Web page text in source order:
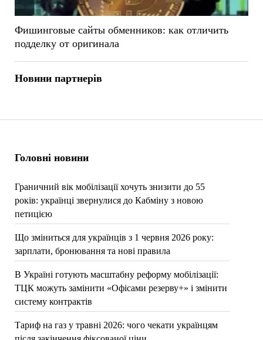
Головні новини
Граничний вік мобілізації хочуть знизити до 55
років: українці звернулися до Кабміну з новою
петицією
Що зміниться для українців з 1 червня 2026 року:
зарплати, бронювання та нові правила
В Україні готують масштабну реформу мобілізації:
ТЦК можуть замінити «Офісами резерву+» і змінити
систему контрактів
Тариф на газ у травні 2026: чого чекати українцям
Фишинговые сайты обменников: как отличить
подделку от оригинала
Новини партнерів